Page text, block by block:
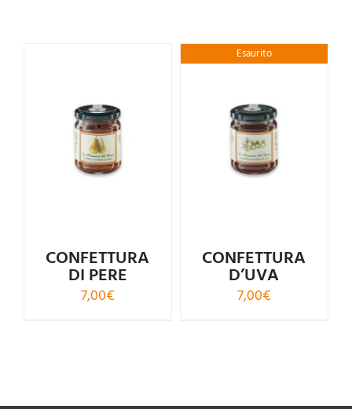
CONFETTURA
DI PERE
7,00€
Esaurito
CONFETTURA
D’UVA
7,00€